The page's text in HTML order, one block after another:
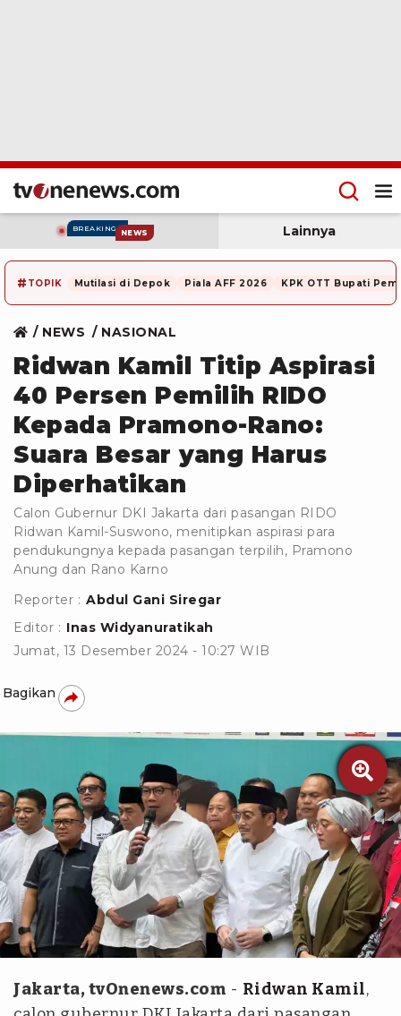
BREAKING NEWS Lainnya
# TOPIK Mutilasi di Depok Piala AFF 2026 KPK OTT Bupati
NEWS NASIONAL
Ridwan Kamil Titip Aspirasi
40 Persen Pemilih RIDO
Kepada Pramono-Rano:
Suara Besar yang Harus
Diperhatikan
Calon Gubernur DKI Jakarta dari pasangan RIDO
Ridwan Kamil-Suswono, menitipkan aspirasi para
pendukungnya kepada pasangan terpilih, Pramono
Anung dan Rano Karno
Reporter : Abdul Gani Siregar
Editor : Inas Widyanuratikah
Jumat, 13 Desember 2024 - 10:27 WIB
Bagikan

tvOnenews/Abdul Gani Siregar
Jakarta, tvOnenews.com - Ridwan Kamil,